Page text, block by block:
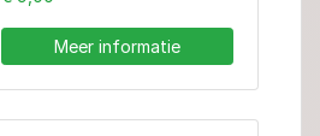
Meer informatie